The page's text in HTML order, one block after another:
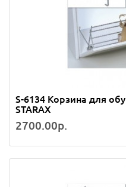
S-6134 Корзина для
STARAX
2700.00р.